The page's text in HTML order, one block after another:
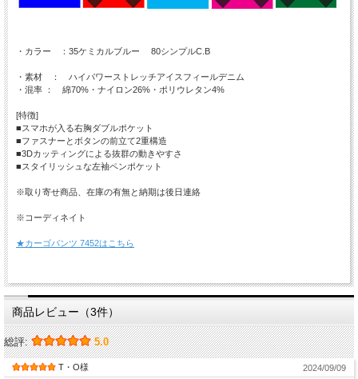
・カラー ：35ケミカルブルー 80シンプルC.B
・素材 ： ハイパワーストレッチアイスフィールデニム
・混率 ： 綿70%・ナイロン26%・ポリウレタン4%
[特徴]
■スマホが入る右胸ダブルポケット
■ファスナーとボタンの前立て2重構造
■3Dカッティングによる抜群の動きやすさ
■スタイリッシュな左袖ペンポケット
※取り寄せ商品、在庫の有無と納期は後日連絡
※コーディネイト
★カーゴパンツ 7452はこちら
商品レビュー（3件）
総評: 5.0
T・O様 2024/09/09